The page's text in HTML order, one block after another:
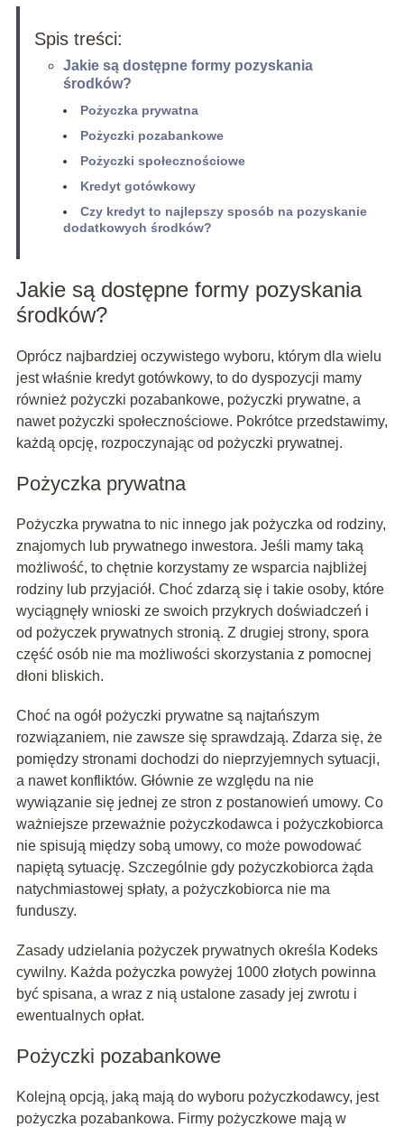
Spis treści:
Jakie są dostępne formy pozyskania
środków?
Pożyczka prywatna
Pożyczki pozabankowe
Pożyczki społecznościowe
Kredyt gotówkowy
Czy kredyt to najlepszy sposób na pozyskanie
dodatkowych środków?
Jakie są dostępne formy pozyskania
środków?
Oprócz najbardziej oczywistego wyboru, którym dla wielu
jest właśnie kredyt gotówkowy, to do dyspozycji mamy
również pożyczki pozabankowe, pożyczki prywatne, a
nawet pożyczki społecznościowe. Pokrótce przedstawimy,
każdą opcję, rozpoczynając od pożyczki prywatnej.
Pożyczka prywatna
Pożyczka prywatna to nic innego jak pożyczka od rodziny,
znajomych lub prywatnego inwestora. Jeśli mamy taką
możliwość, to chętnie korzystamy ze wsparcia najbliżej
rodziny lub przyjaciół. Choć zdarzą się i takie osoby, które
wyciągnęły wnioski ze swoich przykrych doświadczeń i
od pożyczek prywatnych stronią. Z drugiej strony, spora
część osób nie ma możliwości skorzystania z pomocnej
dłoni bliskich.
Choć na ogół pożyczki prywatne są najtańszym
rozwiązaniem, nie zawsze się sprawdzają. Zdarza się, że
pomiędzy stronami dochodzi do nieprzyjemnych sytuacji,
a nawet konfliktów. Głównie ze względu na nie
wywiązanie się jednej ze stron z postanowień umowy. Co
ważniejsze przeważnie pożyczkodawca i pożyczkobiorca
nie spisują między sobą umowy, co może powodować
napiętą sytuację. Szczególnie gdy pożyczkobiorca żąda
natychmiastowej spłaty, a pożyczkobiorca nie ma
funduszy.
Zasady udzielania pożyczek prywatnych określa Kodeks
cywilny. Każda pożyczka powyżej 1000 złotych powinna
być spisana, a wraz z nią ustalone zasady jej zwrotu i
ewentualnych opłat.
Pożyczki pozabankowe
Kolejną opcją, jaką mają do wyboru pożyczkodawcy, jest
pożyczka pozabankowa. Firmy pożyczkowe mają w